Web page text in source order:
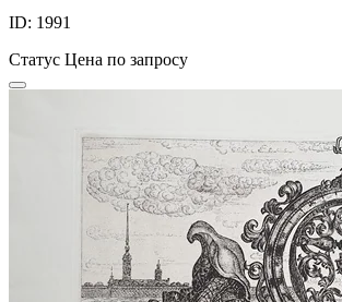
ID: 1991
Статус Цена по запросу